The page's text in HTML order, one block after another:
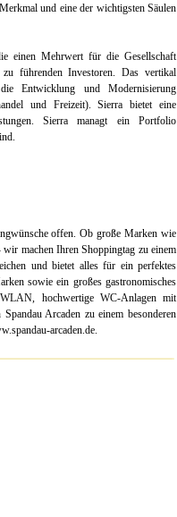
und eine der wichtigsten Säulen
einen Mehrwert für die Gesellschaft
führenden Investoren. Das vertikal
Entwicklung und Modernisierung
und Freizeit). Sierra bietet eine
Sierra managt ein Portfolio
offen. Ob große Marken wie
machen Ihren Shoppingtag zu einem
und bietet alles für ein perfektes
sowie ein großes gastronomisches
hochwertige WC-Anlagen mit
Arcaden zu einem besonderen
arcaden.de.